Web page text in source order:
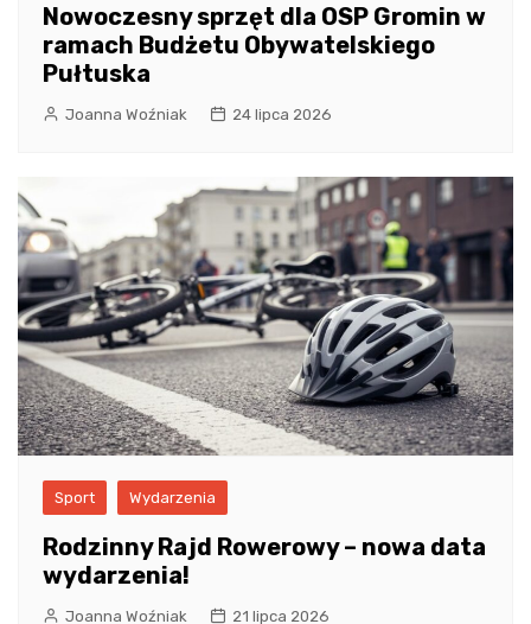
Nowoczesny sprzęt dla OSP Gromin w
ramach Budżetu Obywatelskiego
Pułtuska
Joanna Woźniak 24 lipca 2026
Sport Wydarzenia
Rodzinny Rajd Rowerowy – nowa data
wydarzenia!
Joanna Woźniak 21 lipca 2026